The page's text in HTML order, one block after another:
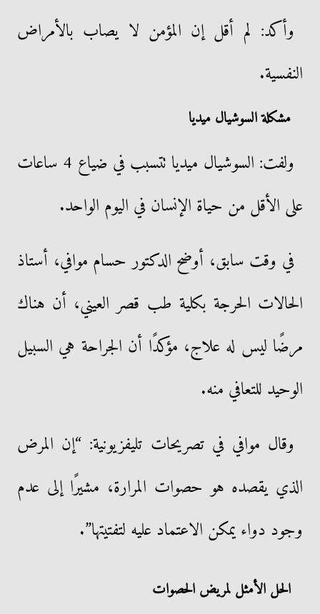
وأكد: لم أقل إن المؤمن لا يصاب بالأمراض
النفسية.
مشكلة السوشيال ميديا
ولفت: السوشيال ميديا تتسبب في ضياع 4 ساعات
على الأقل من حياة الإنسان في اليوم الواحد.
في وقت سابق، أوضح الدكتور حسام موافي، أستاذ
الحالات الحرجة بكلية طب قصر العيني، أن هناك
مرضًا ليس له علاج، مؤكدًا أن الجراحة هي السبيل
الوحيد للتعافي منه.
وقال موافي في تصريحات تليفزيونية: “إن المرض
الذي يقصده هو حصوات المرارة، مشيرًا إلى عدم
وجود دواء يمكن الاعتماد عليه لتفتيتها”.
الحل الأمثل لمريض الحصوات